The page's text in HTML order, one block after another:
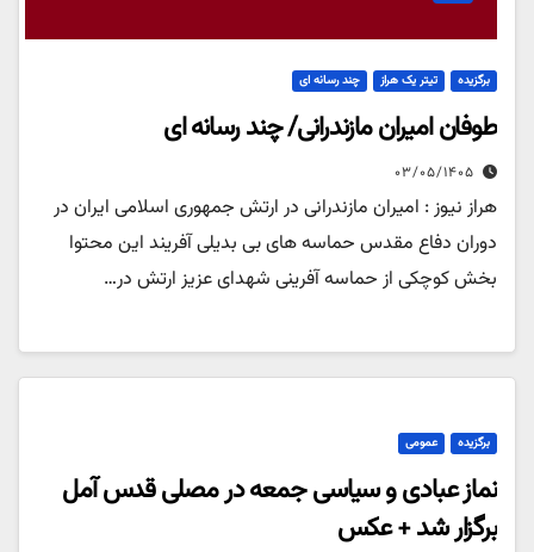
برگزیده تیتر یک هراز چند رسانه ای
طوفان امیران مازندرانی/ چند رسانه ای
۰۳/۰۵/۱۴۰۵
هراز نیوز : امیران مازندرانی در ارتش جمهوری اسلامی ایران در
دوران دفاع مقدس حماسه های بی بدیلی آفریند این محتوا
بخش کوچکی از حماسه آفرینی شهدای عزیز ارتش در…
برگزیده عمومی
نماز عبادی و سیاسی جمعه در مصلی قدس آمل
برگزار شد + عکس